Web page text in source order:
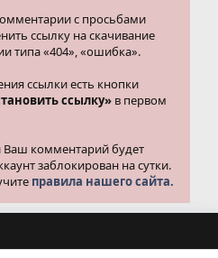
с просьбами
ссылку на скачивание
типа «404», «ошибка».
ссылки есть кнопки
ссылку» в первом
комментарий будет
заблокирован на сутки.
правила нашего сайта.